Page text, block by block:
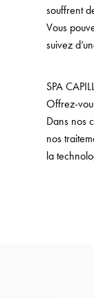
souffrent
Vous
suivez
SPA
Offrez-
Dans nos
nos
la